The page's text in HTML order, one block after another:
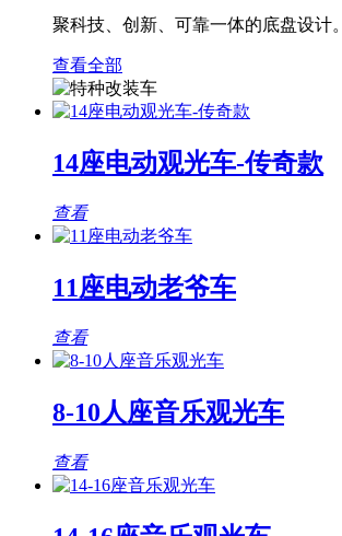
聚科技、创新、可靠一体的底盘设计。
查看全部
14座电动观光车-传奇款
查看
11座电动老爷车
查看
8-10人座音乐观光车
查看